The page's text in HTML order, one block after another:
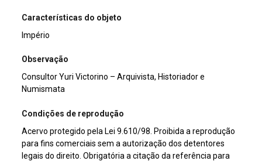
Características do objeto
Império
Observação
Consultor Yuri Victorino – Arquivista, Historiador e
Numismata
Condições de reprodução
Acervo protegido pela Lei 9.610/98. Proibida a reprodução
para fins comerciais sem a autorização dos detentores
legais do direito. Obrigatória a citação da referência para